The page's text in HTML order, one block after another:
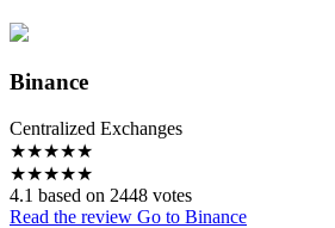
Binance
Centralized Exchanges
★★★★★
★★★★★
4.1 based on 2448 votes
Read the review Go to Binance